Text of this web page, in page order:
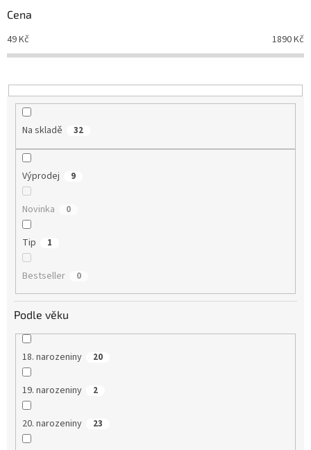
r
o
d
u
t
ů
Cena
49Kč 1890Kč
Na skladě 32
Výprodej 9
Novinka 0
Tip 1
Bestseller 0
Podle věku
18. narozeniny 20
19. narozeniny 2
20. narozeniny 23